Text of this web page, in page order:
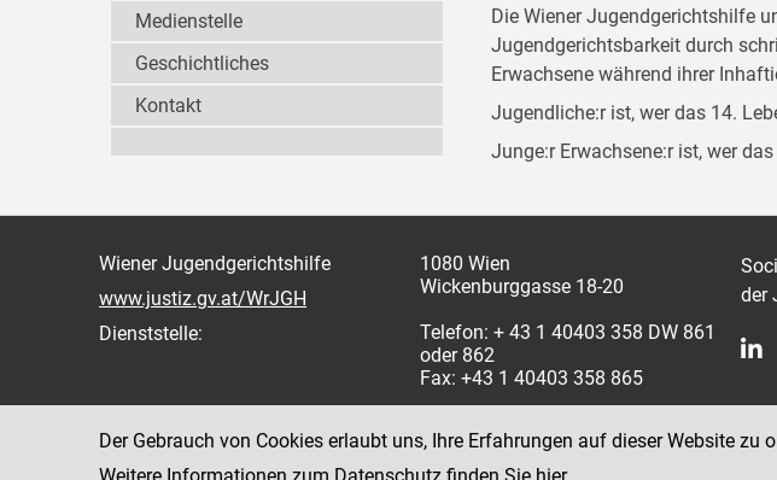
Die Wiener Jugendgerichtshilfe
Jugendgerichtsbarkeit durch
Erwachsene während ihrer
Jugendliche:r ist, wer das 14.
Junge:r Erwachsene:r ist, wer
Medienstelle
Geschichtliches
Kontakt
Wiener Jugendgerichtshilfe
www.justiz.gv.at/WrJGH
Dienststelle:
1080 Wien
Wickenburggasse 18-20
Telefon: + 43 1 40403 358 DW 861
oder 862
Fax: +43 1 40403 358 865
der
Der Gebrauch von Cookies erlaubt uns, Ihre Erfahrungen auf dieser Website